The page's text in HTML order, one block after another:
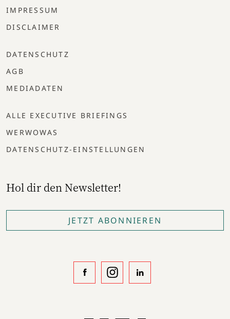
IMPRESSUM
DISCLAIMER
DATENSCHUTZ
AGB
MEDIADATEN
ALLE EXECUTIVE BRIEFINGS
WERWOWAS
DATENSCHUTZ-EINSTELLUNGEN
Hol dir den Newsletter!
JETZT ABONNIEREN